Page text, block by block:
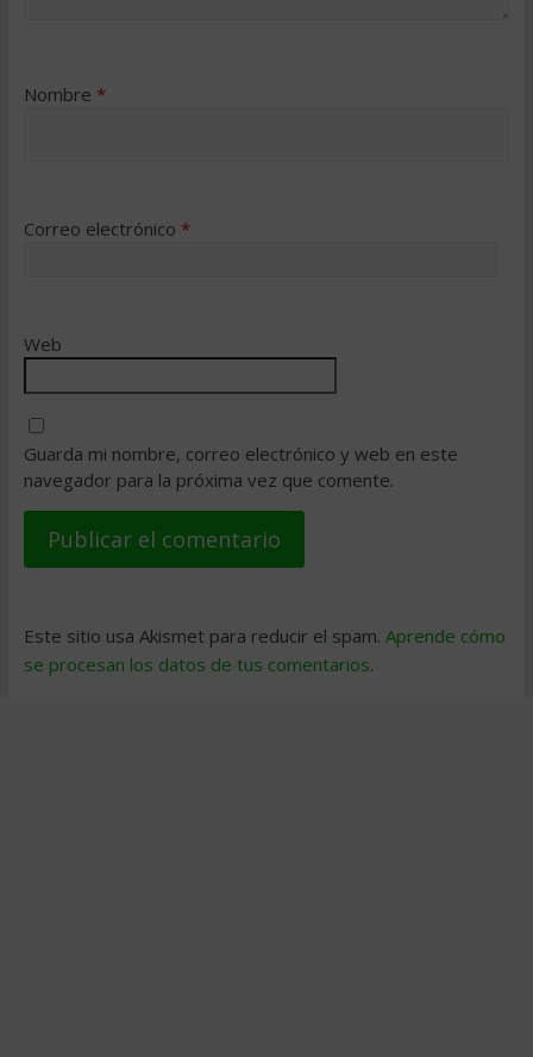
Nombre *
Correo electrónico *
Web
Guarda mi nombre, correo electrónico y web en este
navegador para la próxima vez que comente.
Este sitio usa Akismet para reducir el spam. Aprende cómo
se procesan los datos de tus comentarios.